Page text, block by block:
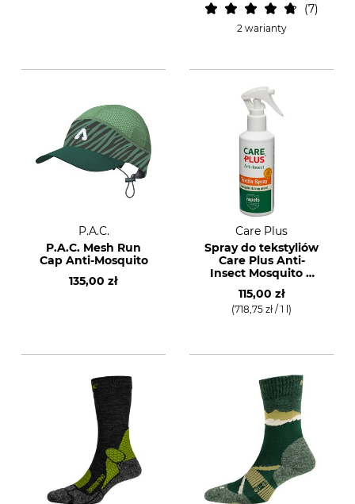
7
2 warianty
P.A.C.
P.A.C. Mesh Run
Cap Anti-Mosquito
135,00 zł
Care Plus
Spray do tekstyliów
Care Plus Anti-
Insect Mosquito &
Bug proof
115,00 zł
(718,75 zł / 1 l)